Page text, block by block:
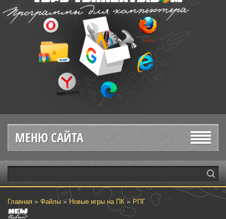
МЕНЮ САЙТА
Главная » Файлы»Новые игры на ПК » РПГ